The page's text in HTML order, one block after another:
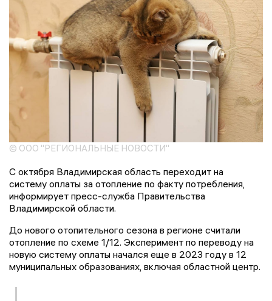
© ООО "РЕГИОНАЛЬНЫЕ НОВОСТИ"
С октября Владимирская область переходит на
систему оплаты за отопление по факту потребления,
информирует пресс-служба Правительства
Владимирской области.
До нового отопительного сезона в регионе считали
отопление по схеме 1/12. Эксперимент по переводу на
новую систему оплаты начался еще в 2023 году в 12
муниципальных образованиях, включая областной центр.